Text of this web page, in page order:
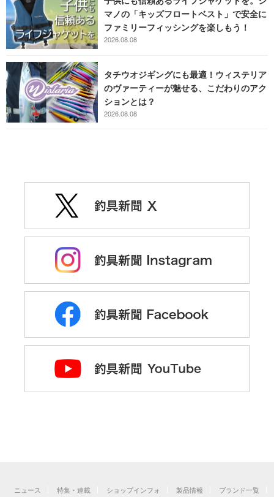
マノの「キッズフロートベスト」で安全に
ファミリーフィッシングを楽しもう！
2026.08.08
タチウオジギングにも最適！ウィステリア
のヴァーティーが魅せる、こだわりのアク
ションとは？
2026.08.08
ニュース 特集・連載 ショップインフォ 製品情報
ブランド一覧